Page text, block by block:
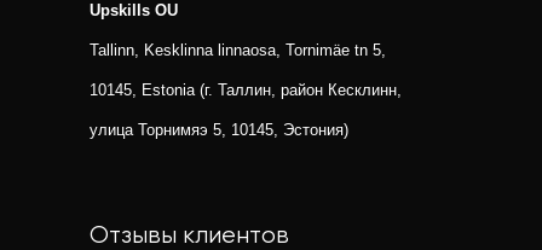
Upskills OU
Tallinn, Kesklinna linnaosa, Tornimäe tn 5,
10145, Estonia (г. Таллин, район Кесклинн,
улица Торнимяэ 5, 10145, Эстония)
Отзывы клиентов